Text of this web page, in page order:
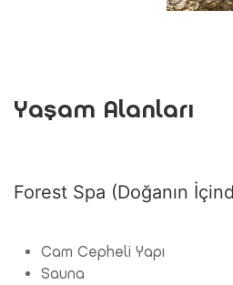
Yaşam Alanları
Forest Spa (Doğanın
Cam Cepheli Yapı
Sauna